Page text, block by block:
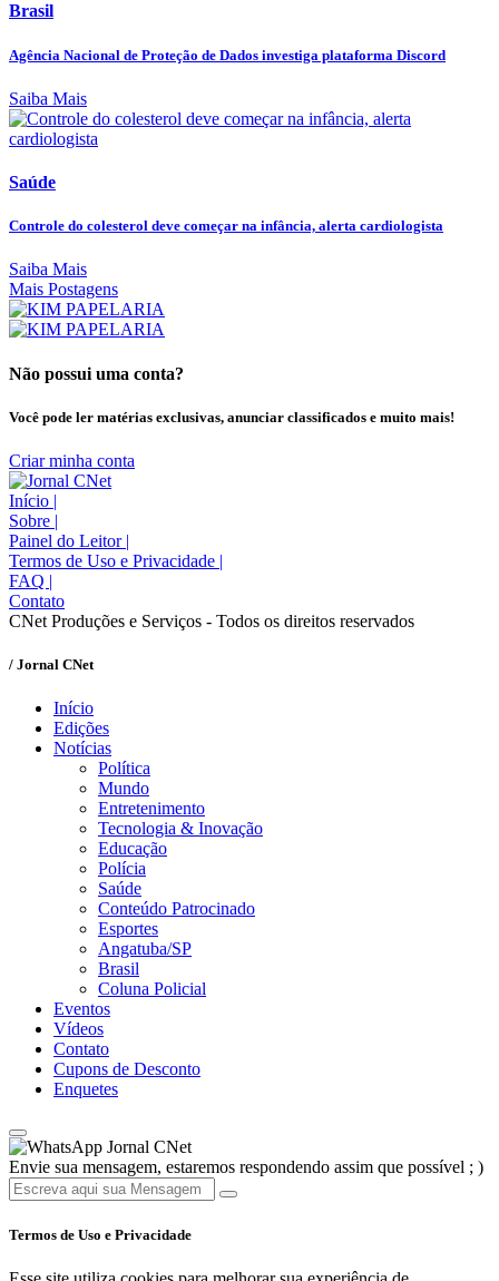
Brasil
Agência Nacional de Proteção de Dados investiga plataforma Discord
Saiba Mais
Saúde
Controle do colesterol deve começar na infância, alerta cardiologista
Saiba Mais
Mais Postagens
Não possui uma conta?
Você pode ler matérias exclusivas, anunciar classificados e muito mais!
Criar minha conta
Início |
Sobre |
Painel do Leitor |
Termos de Uso e Privacidade |
FAQ |
Contato
CNet Produções e Serviços - Todos os direitos reservados
/ Jornal CNet
Início
Edições
Notícias
Política
Mundo
Entretenimento
Tecnologia & Inovação
Educação
Polícia
Saúde
Conteúdo Patrocinado
Esportes
Angatuba/SP
Brasil
Coluna Policial
Eventos
Vídeos
Contato
Cupons de Desconto
Enquetes
Jornal CNet
Envie sua mensagem, estaremos respondendo assim que possível ; )
Termos de Uso e Privacidade